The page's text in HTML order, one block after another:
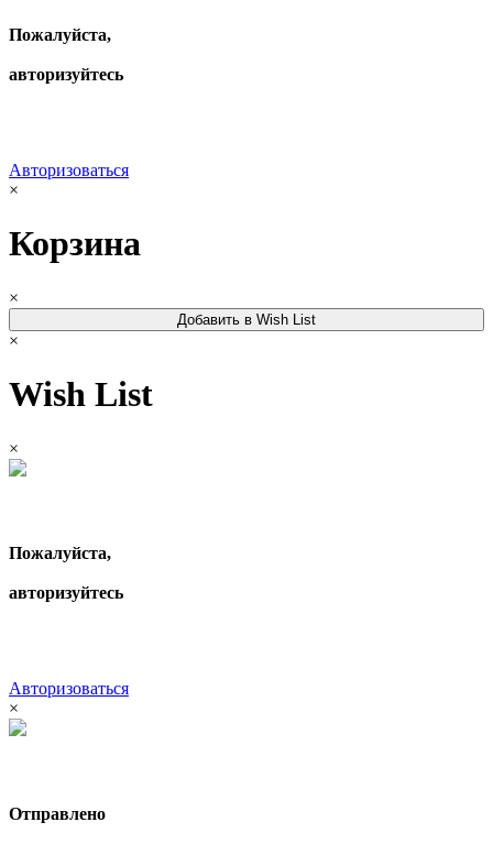
Пожалуйста,
авторизуйтесь
Авторизоваться
×
Корзина
×
Добавить в Wish List
×
Wish List
×
Пожалуйста,
авторизуйтесь
Авторизоваться
×
Отправлено